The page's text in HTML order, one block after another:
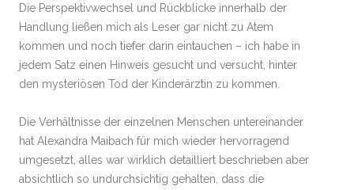
Die Perspektivwechsel und Rückblicke innerhalb der
Handlung ließen mich als Leser gar nicht zu Atem
kommen und noch tiefer darin eintauchen – ich habe in
jedem Satz einen Hinweis gesucht und versucht, hinter
den mysteriösen Tod der Kinderärztin zu kommen.
Die Verhältnisse der einzelnen Menschen untereinander
hat Alexandra Maibach für mich wieder hervorragend
umgesetzt, alles war wirklich detailliert beschrieben aber
absichtlich so undurchsichtig gehalten, dass die